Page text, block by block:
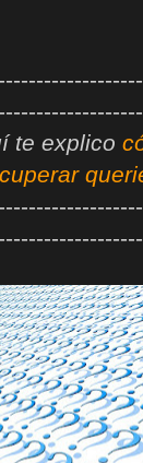
te explico